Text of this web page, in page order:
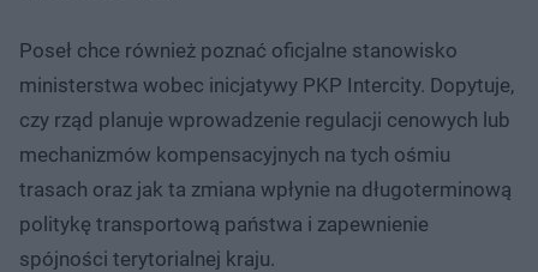
Poseł chce również poznać oficjalne stanowisko
ministerstwa wobec inicjatywy PKP Intercity. Dopytuje,
czy rząd planuje wprowadzenie regulacji cenowych lub
mechanizmów kompensacyjnych na tych ośmiu
trasach oraz jak ta zmiana wpłynie na długoterminową
politykę transportową państwa i zapewnienie
spójności terytorialnej kraju.